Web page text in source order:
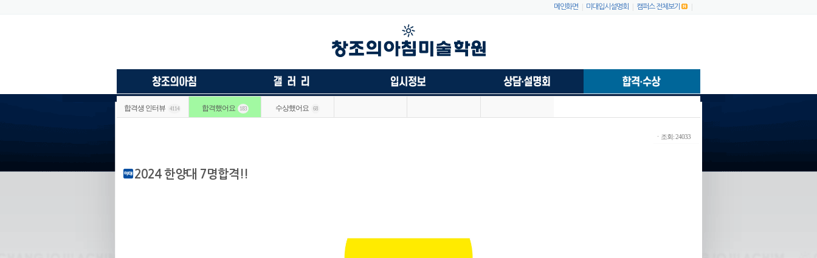
메인화면 미대입시설명회 캠퍼스 전체보기
합격생 인터뷰 4114 합격했어요 183 수상했어요 68
ㆍ조회: 24033
2024 한양대 7명합격!!